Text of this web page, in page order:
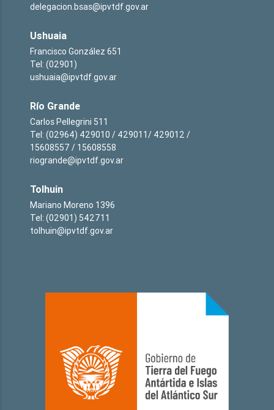
delegacion.bsas@ipvtdf.gov.ar
Ushuaia
Francisco González 651
Tel: (02901)
ushuaia@ipvtdf.gov.ar
Río Grande
Carlos Pellegrini 511
Tel: (02964) 429010 / 429011/ 429012 /
15608557 / 15608558
riogrande@ipvtdf.gov.ar
Tolhuin
Mariano Moreno 1396
Tel: (02901) 542711
tolhuin@ipvtdf.gov.ar